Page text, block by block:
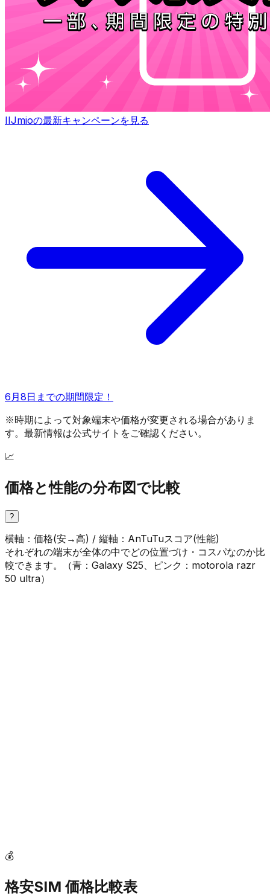
IIJmioの最新キャンペーンを見る
6月8日までの期間限定！
※時期によって対象端末や価格が変更される場合がありま
す。最新情報は公式サイトをご確認ください。
📈
価格と性能の分布図で比較
?
横軸：価格(安→高) / 縦軸：AnTuTuスコア(性能)
それぞれの端末が全体の中でどの位置づけ・コスパなのか比
較できます。（青 ： Galaxy S25 ピンク ： motorola razr
50 ultra）
💰
格安SIM 価格比較表